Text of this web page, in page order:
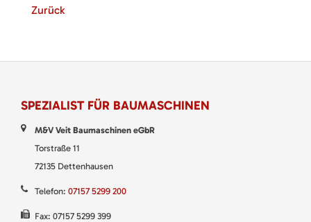
Zurück
SPEZIALIST FÜR BAUMASCHINEN
M&V Veit Baumaschinen eGbR
Torstraße 11
72135 Dettenhausen
Telefon: 07157 5299 200
Fax: 07157 5299 399